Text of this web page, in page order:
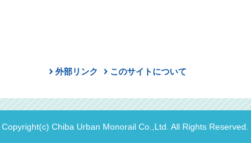
外部リンク このサイトについて
Copyright(c) Chiba Urban Monorail Co.,Ltd. All Rights Reserved.